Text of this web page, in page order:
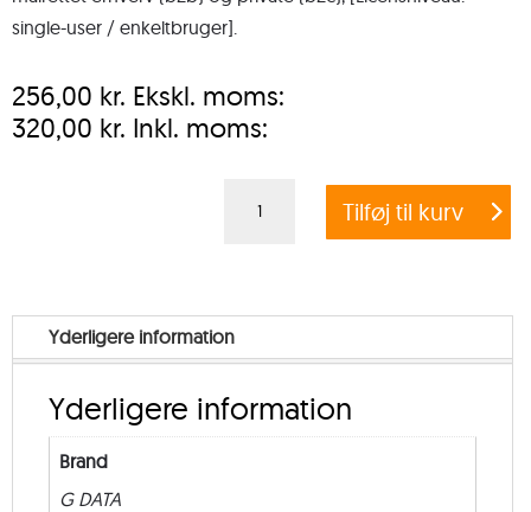
single-user / enkeltbruger].
256,00 kr. Ekskl. moms:
320,00 kr. Inkl. moms:
User
–
11
Tilføj til kurv
Yderligere information
Yderligere information
Brand
G DATA